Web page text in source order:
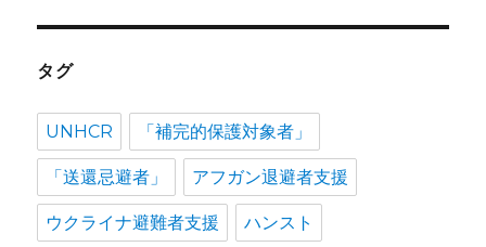
タグ
UNHCR 「補完的保護対象者」
「送還忌避者」 アフガン退避者支援
ウクライナ避難者支援 ハンスト